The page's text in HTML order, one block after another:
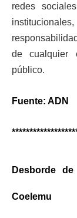
redes
institucionales,
de cualquier
público.
Fuente: ADN
Desborde
Coelemu